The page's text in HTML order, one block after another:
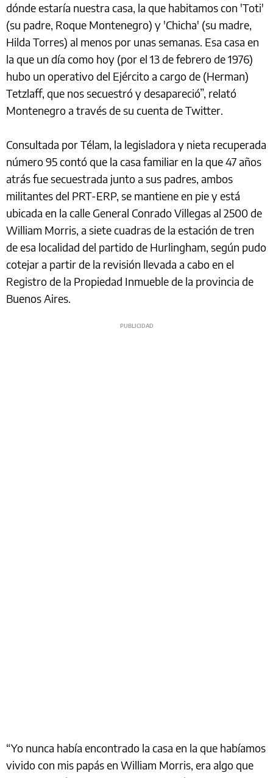
dónde estaría nuestra casa, la que habitamos con 'Toti'
(su padre, Roque Montenegro) y 'Chicha' (su madre,
Hilda Torres) al menos por unas semanas. Esa casa en
la que un día como hoy (por el 13 de febrero de 1976)
hubo un operativo del Ejército a cargo de (Herman)
Tetzlaff, que nos secuestró y desapareció”, relató
Montenegro a través de su cuenta de Twitter.
Consultada por Télam, la legisladora y nieta recuperada
número 95 contó que la casa familiar en la que 47 años
atrás fue secuestrada junto a sus padres, ambos
militantes del PRT-ERP, se mantiene en pie y está
ubicada en la calle General Conrado Villegas al 2500 de
William Morris, a siete cuadras de la estación de tren
de esa localidad del partido de Hurlingham, según pudo
cotejar a partir de la revisión llevada a cabo en el
Registro de la Propiedad Inmueble de la provincia de
Buenos Aires.
“Yo nunca había encontrado la casa en la que habíamos
vivido con mis papás en William Morris, era algo que